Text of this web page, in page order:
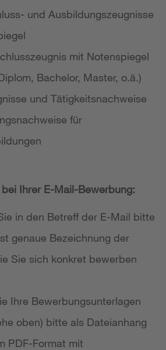
und Ausbildungszeugnisse
mit Notenspiegel
Bachelor, Master, o.ä.)
und Tätigkeitsnachweise
für
Ihrer E-Mail-Bewerbung:
in den Betreff der E-Mail bitte
genaue Bezeichnung der
Sie sich konkret bewerben
Ihre Bewerbungsunterlagen
oben) bitte als Dateianhang
PDF-Format mit